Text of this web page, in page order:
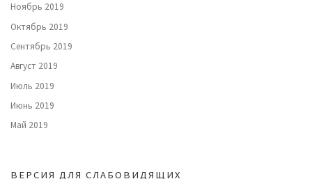
Ноябрь 2019
Октябрь 2019
Сентябрь 2019
Август 2019
Июль 2019
Июнь 2019
Май 2019
ВЕРСИЯ ДЛЯ СЛАБОВИДЯЩИХ